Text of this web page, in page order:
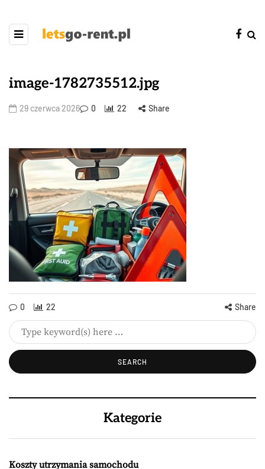
image-1782735512.jpg
29 czerwca 2026 0 22 Share
0 22 Share
Kategorie
Koszty utrzymania samochodu